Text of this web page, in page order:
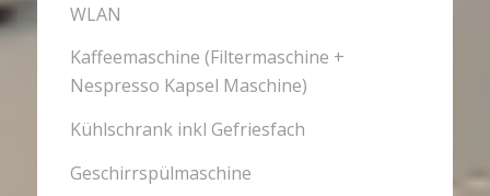
WLAN
Kaffeemaschine (Filtermaschine +
Nespresso Kapsel Maschine)
Kühlschrank inkl Gefriesfach
Ge­schirr­spül­ma­schi­ne